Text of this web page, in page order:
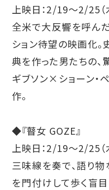
上映日：2/19～2/25（
全米で大反響を呼ん
ション待望の映画化
典を作った男たちの、
ギブソン×ショーン・
作。
◆『瞽女 GOZE』
上映日：2/19～2/25（
三味線を奏で、語り
を門付けして歩く盲